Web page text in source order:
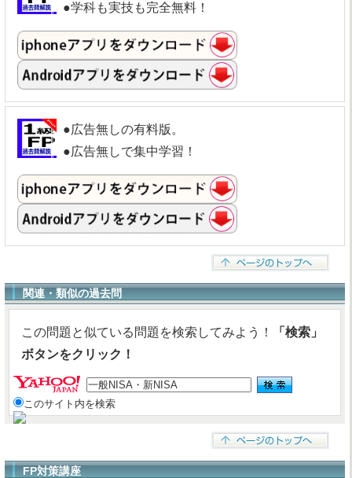
●学科も実技も完全無料！
●広告無しの有料版。
●広告無しで集中学習！
関連・類似の過去問
この問題と似ている問題を検索してみよう！
「検索」
ボタンをクリック！
このサイト内を検索
FP対策講座